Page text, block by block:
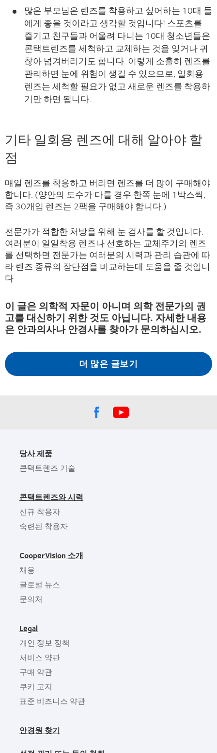
많은 부모님은 렌즈를 착용하고 싶어하는 10대 들
에게 좋을 것이라고 생각할 것입니다! 스포츠를
즐기고 친구들과 어울려 다니는 10대 청소년들은
콘택트렌즈를 세척하고 교체하는 것을 잊거나 귀
찮아 넘겨버리기도 합니다. 이렇게 소홀히 렌즈를
관리하면 눈에 위험이 생길 수 있으므로, 일회용
렌즈는 세척할 필요가 없고 새로운 렌즈를 착용하
기만 하면 됩니다.
기타 일회용 렌즈에 대해 알아야 할
점
매일 렌즈를 착용하고 버리면 렌즈를 더 많이 구매해야
합니다. (양안의 도수가 다를 경우 한쪽 눈에 1박스씩,
즉 30개입 렌즈는 2팩을 구매해야 합니다.)
전문가가 적합한 처방을 위해 눈 검사를 할 것입니다.
여러분이 일일착용 렌즈나 선호하는 교체주기의 렌즈
를 선택하면 전문가는 여러분의 시력과 관리 습관에 따
라 렌즈 종류의 장단점을 비교하는데 도움을 줄 것입니
다.
이 글은 의학적 자문이 아니며 의학 전문가의 권
고를 대신하기 위한 것도 아닙니다. 자세한 내용
은 안과의사나 안경사를 찾아가 문의하십시오.
더 많은 글보기
당사 제품
콘택트렌즈 기술
콘택트렌즈와 시력
신규 착용자
숙련된 착용자
CooperVision 소개
채용
글로벌 뉴스
문의처
Legal
개인 정보 정책
서비스 약관
구매 약관
쿠키 고지
표준 비즈니스 약관
안경원 찾기